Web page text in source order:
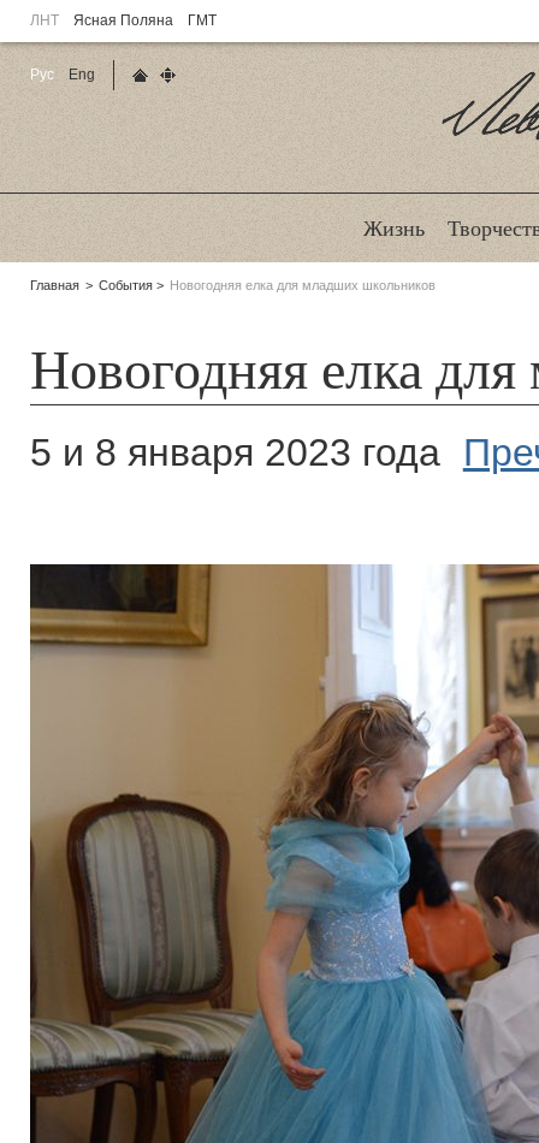
ЛНТ Ясная Поляна ГМТ
Жизнь
Родительские
Главная События Новогодняя елка для младших школьников
Новогодняя елка
5 и 8 января 2023 года
Рус
Eng